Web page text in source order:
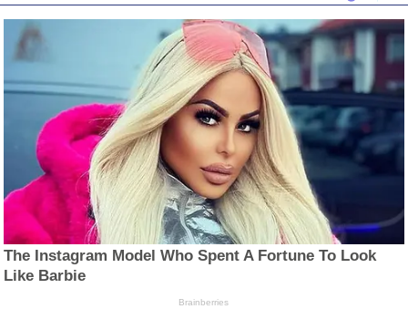
The Instagram Model Who Spent A Fortune To Look
Like Barbie
Brainberries